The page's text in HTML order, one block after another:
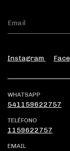
Instagram
WHATSAPP
541159622757
TELÉFONO
1159622757
EMAIL